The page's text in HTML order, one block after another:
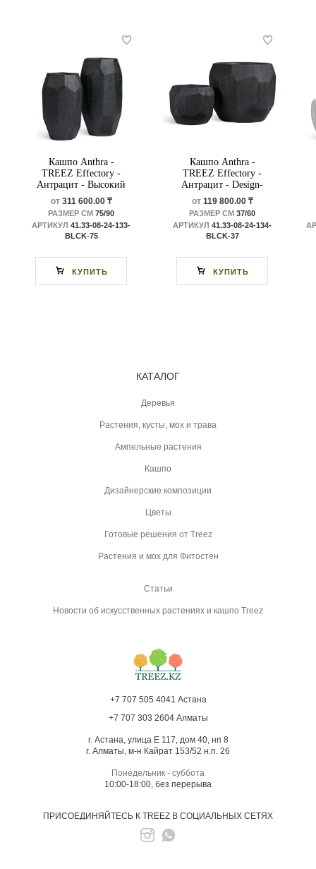
Кашпо Anthra -
TREEZ Effectory -
Антрацит - Высокий
Design-многогранник
от311 600.00 ₸
РАЗМЕР СМ 75/90
АРТИКУЛ 41.33-08-24-133-
BLCK-75
КУПИТЬ
Кашпо Anthra -
TREEZ Effectory -
Антрацит - Design-
многогранник
от119 800.00 ₸
РАЗМЕР СМ 37/60
АРТИКУЛ 41.33-08-24-134-
BLCK-37
КУПИТЬ
КАТАЛОГ
Деревья
Растения, кусты, мох и трава
Ампельные растения
Кашпо
Дизайнерские композиции
Цветы
Готовые решения от Treez
Растения и мох для Фитостен
Статьи
Новости об искусственных растениях и кашпо Treez
+7 707 505 4041 Астана
+7 707 303 2604 Алматы
г. Астана, улица Е 117, дом 40, нп 8
г. Алматы, м-н Кайрат 153/52 н.п. 26
Понедельник - суббота
10:00-18:00, без перерыва
ПРИСОЕДИНЯЙТЕСЬ К TREEZ В СОЦИАЛЬНЫХ СЕТЯХ